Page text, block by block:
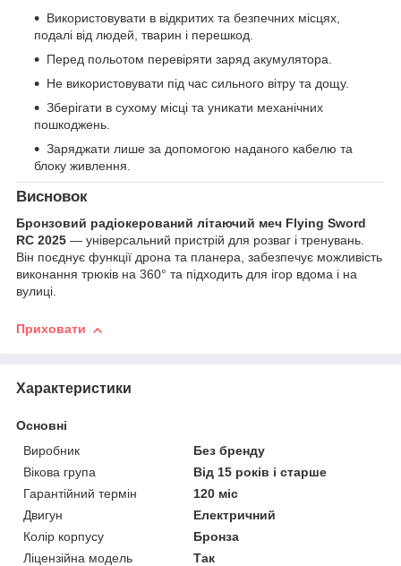
Використовувати в відкритих та безпечних місцях,
подалі від людей, тварин і перешкод.
Перед польотом перевіряти заряд акумулятора.
Не використовувати під час сильного вітру та дощу.
Зберігати в сухому місці та уникати механічних
пошкоджень.
Заряджати лише за допомогою наданого кабелю та
блоку живлення.
Висновок
Бронзовий радіокерований літаючий меч Flying Sword
RC 2025 — універсальний пристрій для розваг і тренувань.
Він поєднує функції дрона та планера, забезпечує можливість
виконання трюків на 360° та підходить для ігор вдома і на
вулиці.
Приховати
Характеристики
Основні
Виробник
Без бренду
Вікова група
Від 15 років і старше
Гарантійний термін
120 міс
Двигун
Електричний
Колір корпусу
Бронза
Ліцензійна модель
Так